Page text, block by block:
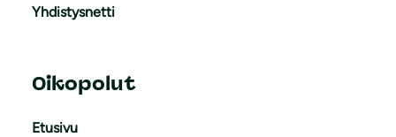
Yhdistysnetti
Oikopolut
Etusivu